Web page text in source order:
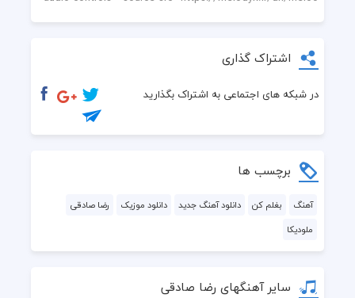
اشتراک گذاری
در شبکه های اجتماعی به اشتراک بگذارید
برچسب ها
آهنگ بغلم کن دانلود آهنگ جدید دانلود موزیک
رضا صادقی
ملودیکا
سایر آهنگهای رضا صادقی